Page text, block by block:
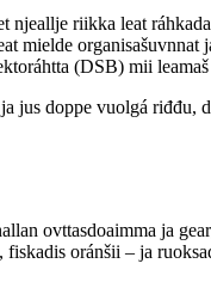
njeallje riikka leat
organisašuvnnat
(DSB) mii
jus doppe vuolgá riđđu,
ovttasdoaimma ja
oránšii – ja